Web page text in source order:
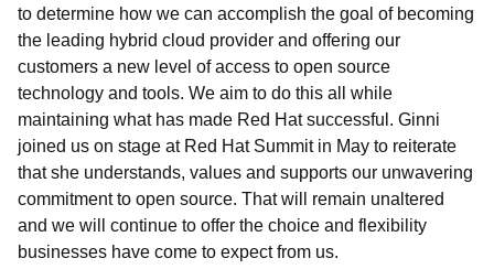
to determine how we can accomplish the goal of becoming
the leading hybrid cloud provider and offering our
customers a new level of access to open source
technology and tools. We aim to do this all while
maintaining what has made Red Hat successful. Ginni
joined us on stage at Red Hat Summit in May to reiterate
that she understands, values and supports our unwavering
commitment to open source. That will remain unaltered
and we will continue to offer the choice and flexibility
businesses have come to expect from us.